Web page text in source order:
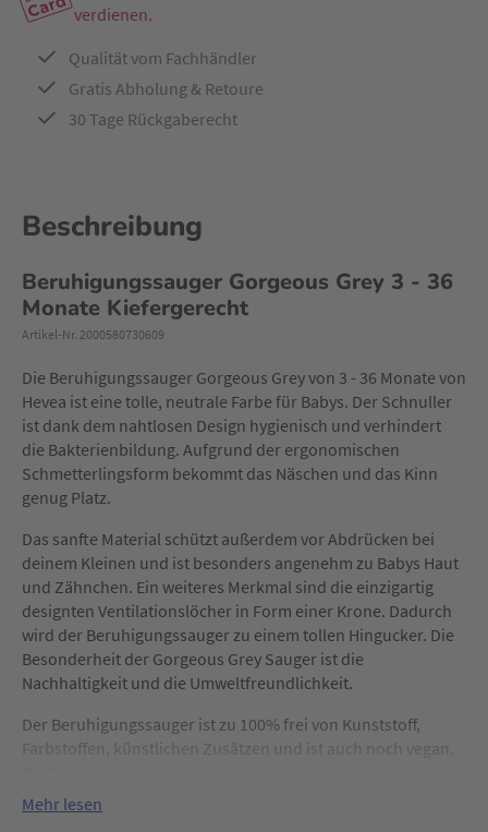
verdienen.
Qualität vom Fachhändler
Gratis Abholung & Retoure
30 Tage Rückgaberecht
Beschreibung
Beruhigungssauger Gorgeous Grey 3 - 36
Monate Kiefergerecht
Artikel-Nr. 2000580730609
Die Beruhigungssauger Gorgeous Grey von 3 - 36 Monate von
Hevea ist eine tolle, neutrale Farbe für Babys. Der Schnuller
ist dank dem nahtlosen Design hygienisch und verhindert
die Bakterienbildung. Aufgrund der ergonomischen
Schmetterlingsform bekommt das Näschen und das Kinn
genug Platz.
Das sanfte Material schützt außerdem vor Abdrücken bei
deinem Kleinen und ist besonders angenehm zu Babys Haut
und Zähnchen. Ein weiteres Merkmal sind die einzigartig
designten Ventilationslöcher in Form einer Krone. Dadurch
wird der Beruhigungssauger zu einem tollen Hingucker. Die
Besonderheit der Gorgeous Grey Sauger ist die
Nachhaltigkeit und die Umweltfreundlichkeit.
Der Beruhigungssauger ist zu 100% frei von Kunststoff,
Farbstoffen, künstlichen Zusätzen und ist auch noch vegan.
Verantwortung produziert.
Mehr lesen